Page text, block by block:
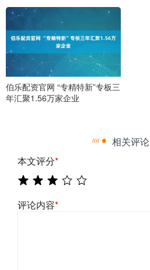
伯乐配资官网 “专精特新”专板三
年汇聚1.56万家企业
相关评论
本文评分*
评论内容*